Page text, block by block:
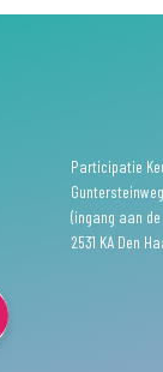
Participatie
(ingang aan
2531 KA Den